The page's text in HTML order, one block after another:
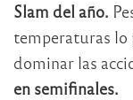
Slam del año.
temperaturas lo
dominar las
en semifinales.